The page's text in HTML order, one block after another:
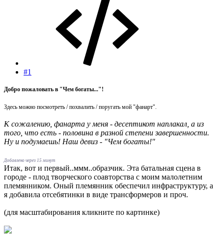
#1
Добро пожаловать в "Чем богаты..."!
Здесь можно посмотреть / похвалить / поругать мой "фанарт".
К сожалению, фанарта у меня - десептикот наплакал, а из
того, что есть - половина в разной степени завершенности.
Ну и подумаешь! Наш девиз - "Чем богаты!"
Добавлено через 15 минут
Итак, вот и первый..ммм..образчик. Эта батальная сцена в
городе - плод творческого соавторства с моим малолетним
племянником. Оный племянник обеспечил инфраструктуру, а
я добавила отсебятинки в виде трансформеров и проч.
(для масштабирования кликните по картинке)